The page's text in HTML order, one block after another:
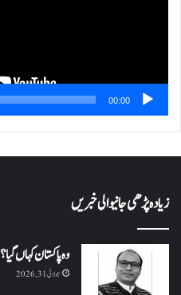
00:00
زیادہ پڑھی جانیوالی خبریں
وہ پاکستان کہاں گیا؟
جولائی 31, 2026